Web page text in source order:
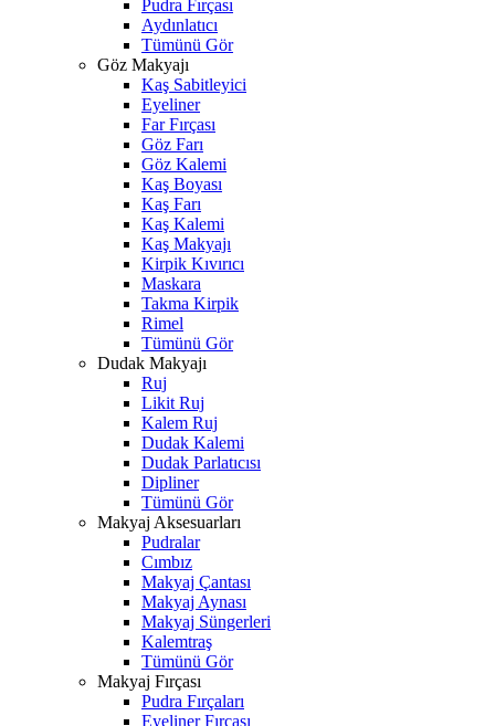
Pudra Fırçası
Aydınlatıcı
Tümünü Gör
Göz Makyajı
Kaş Sabitleyici
Eyeliner
Far Fırçası
Göz Farı
Göz Kalemi
Kaş Boyası
Kaş Farı
Kaş Kalemi
Kaş Makyajı
Kirpik Kıvırıcı
Maskara
Takma Kirpik
Rimel
Tümünü Gör
Dudak Makyajı
Ruj
Likit Ruj
Kalem Ruj
Dudak Kalemi
Dudak Parlatıcısı
Dipliner
Tümünü Gör
Makyaj Aksesuarları
Pudralar
Cımbız
Makyaj Çantası
Makyaj Aynası
Makyaj Süngerleri
Kalemtraş
Tümünü Gör
Makyaj Fırçası
Pudra Fırçaları
Eyeliner Fırçası